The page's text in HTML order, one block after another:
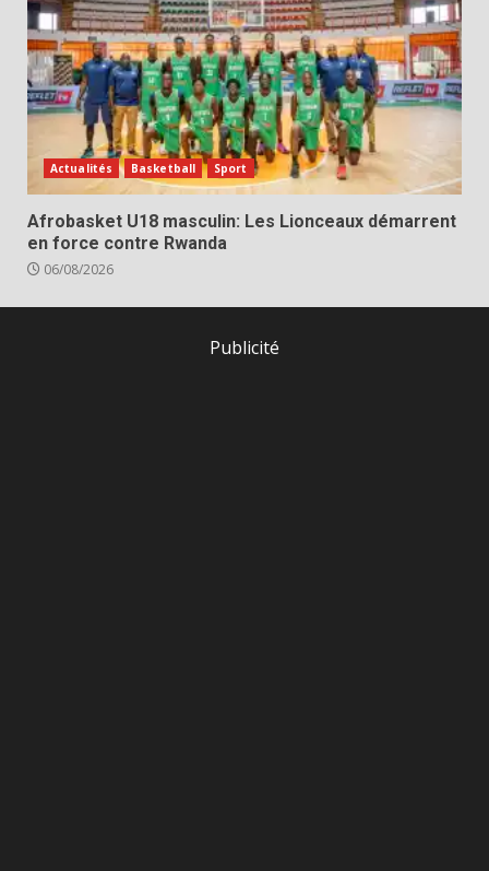
Actualités Basketball Sport
Afrobasket U18 masculin: Les Lionceaux démarrent
en force contre Rwanda
06/08/2026
Publicité